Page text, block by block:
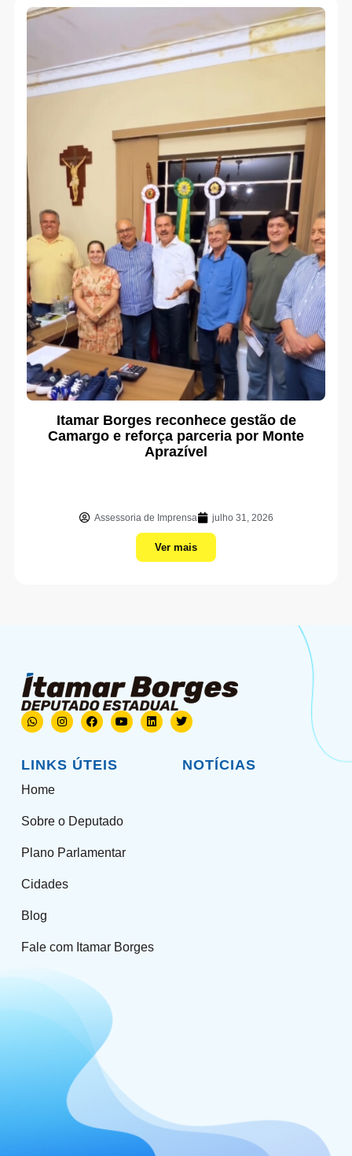
Itamar Borges reconhece gestão de
Camargo e reforça parceria por Monte
Aprazível
Assessoria de Imprensa julho 31, 2026
Ver mais
LINKS ÚTEIS
Home
Sobre o Deputado
Plano Parlamentar
Cidades
Blog
Fale com Itamar Borges
NOTÍCIAS